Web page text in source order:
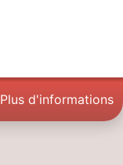
Plus d'informations